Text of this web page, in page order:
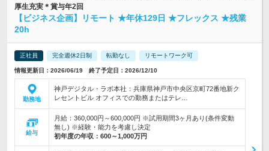
厚生充実＊賞与年2回
【ビジネス企画】リモート ★年休129日 ★フレックス ★残業
20h
正社員 完全週休2日制 転勤なし リモートワーク可
情報更新日：2026/06/19 終了予定日：2026/12/10
勤務地
神戸デジタル・ラボ本社：兵庫県神戸市中央区京町72番地新ク
レセントビル オフィスでの勤務またはテレ…
給与
月給：360,000円～600,000円 ※試用期間3ヶ月あり(条件変動
無し) ※経験・能力を考慮し決定
初年度の年収： 600～1,000万円